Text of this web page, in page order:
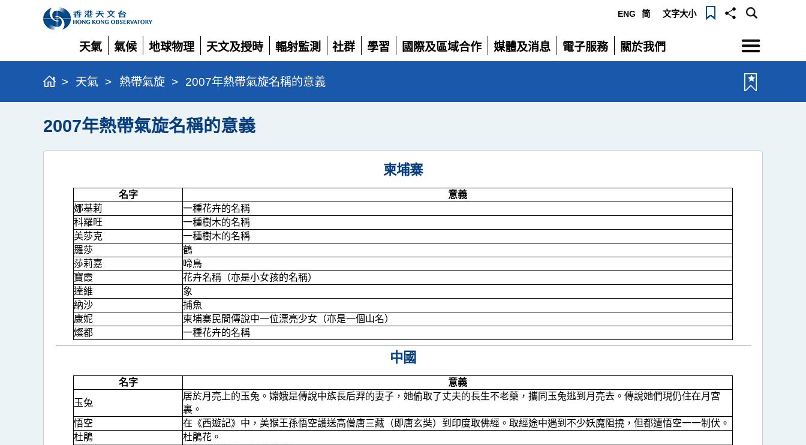
ENG 简 文字大小
天氣
展
開
氣候
展
開
地球物理
展
開
天文及授時
展
開
輻射監測
展
開
社群
展
學習
展
國際及區域合作
展
媒體及消息
展
電子服務
展
關於我們
展
選
單
> 天氣 > 熱帶氣旋 > 2007年熱帶氣旋名稱的意義
2007年熱帶氣旋名稱的意義
柬埔寨
名字
意義
娜基莉
一種花卉的名稱
科羅旺
一種樹木的名稱
美莎克
一種樹木的名稱
羅莎
鶴
莎莉嘉
啼鳥
寶霞
花卉名稱（亦是小女孩的名稱）
達維
象
納沙
捕魚
康妮
柬埔寨民間傳說中一位漂亮少女（亦是一個山名）
燦都
一種花卉的名稱
中國
名字
意義
玉兔
居於月亮上的玉兔。嫦娥是傳說中族長后羿的妻子，她偷取了丈夫的長生不老藥，攜同玉兔逃到月亮去。傳說她們現仍住在月宮
裏。
悟空
在《西遊記》中，美猴王孫悟空護送高僧唐三藏（即唐玄奘）到印度取佛經。取經途中遇到不少妖魔阻撓，但都遭悟空一一制伏。
杜鵑
杜鵑花。